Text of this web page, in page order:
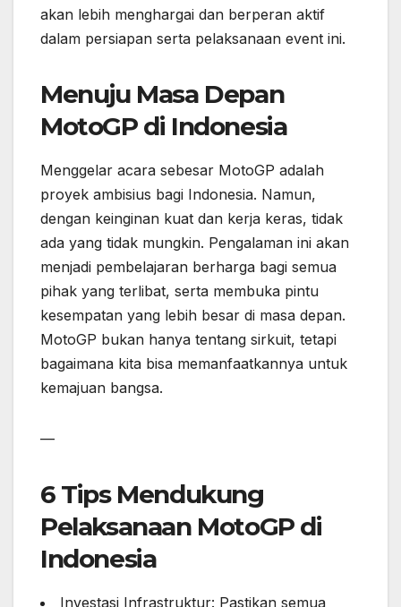
akan lebih menghargai dan berperan aktif
dalam persiapan serta pelaksanaan event ini.
Menuju Masa Depan
MotoGP di Indonesia
Menggelar acara sebesar MotoGP adalah
proyek ambisius bagi Indonesia. Namun,
dengan keinginan kuat dan kerja keras, tidak
ada yang tidak mungkin. Pengalaman ini akan
menjadi pembelajaran berharga bagi semua
pihak yang terlibat, serta membuka pintu
kesempatan yang lebih besar di masa depan.
MotoGP bukan hanya tentang sirkuit, tetapi
bagaimana kita bisa memanfaatkannya untuk
kemajuan bangsa.
—
6 Tips Mendukung
Pelaksanaan MotoGP di
Indonesia
Investasi Infrastruktur: Pastikan semua